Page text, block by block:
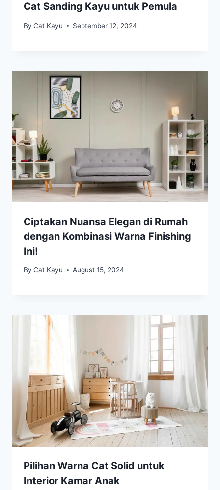
Cat Sanding Kayu untuk Pemula
By Cat Kayu September 12, 2024
Ciptakan Nuansa Elegan di Rumah
dengan Kombinasi Warna Finishing
Ini!
By Cat Kayu August 15, 2024
Pilihan Warna Cat Solid untuk
Interior Kamar Anak